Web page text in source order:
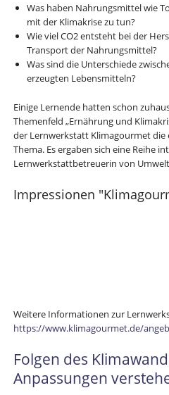
Was haben Nahrungsmittel wie
mit der Klimakrise zu tun?
Wie viel CO2 entsteht bei der
Transport der Nahrungsmittel?
Was sind die Unterschiede
erzeugten Lebensmitteln?
Einige Lernende hatten schon
Themenfeld „Ernährung und
der Lernwerkstatt Klimagourmet die
Thema. Es ergaben sich eine Reihe
Lernwerkstattbetreuerin von
Impressionen
Weitere Informationen zur
https://www.klimagourmet.de/
Folgen des
Anpassungen